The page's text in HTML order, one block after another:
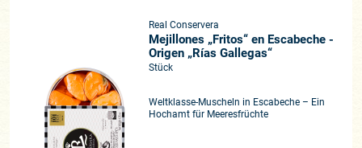
Real Conservera
Mejillones „Fritos“ en Escabeche -
Origen „Rías Gallegas“
Stück
Weltklasse-Muscheln in Escabeche – Ein
Hochamt für Meeresfrüchte